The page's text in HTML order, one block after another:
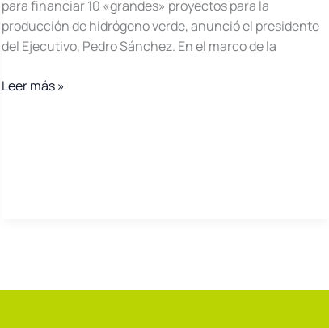
para financiar 10 «grandes» proyectos para la
producción de hidrógeno verde, anunció el presidente
del Ejecutivo, Pedro Sánchez. En el marco de la
Sánchez
la
Leer más »